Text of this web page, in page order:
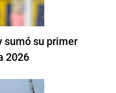
sumó su primer
2026